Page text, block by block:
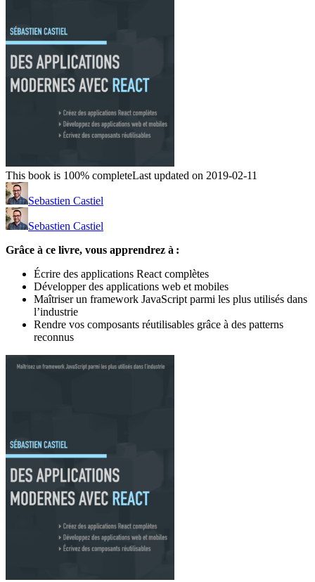
This book is 100% completeLast updated on 2019-02-11
Sebastien Castiel
Sebastien Castiel
Grâce à ce livre, vous apprendrez à :
Écrire des applications React complètes
Développer des applications web et mobiles
Maîtriser un framework JavaScript parmi les plus utilisés dans
l’industrie
Rendre vos composants réutilisables grâce à des patterns
reconnus